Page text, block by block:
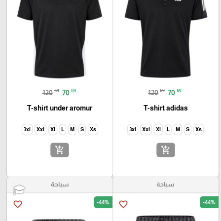
120 ₪ 70 ₪
T-shirt adidas
Xs
S
M
L
Xl
Xxl
3xl
add_shopping_cart
120 ₪ 70 ₪
T-shirt under aromur
Xs
S
M
L
Xl
Xxl
3xl
add_shopping_cart
سباحة
favorite_border -44%
سباحة
favorite_border -44%